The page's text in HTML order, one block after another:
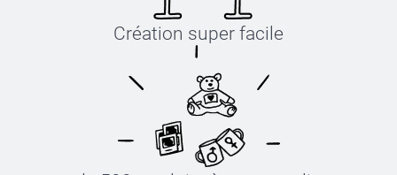
Klarna est un système de paiement suédois qui vous
permet de payer votre commande dans un délais de 30
jours après avoir confirmé votre commande.
Plus de 85 millions de consommateurs utilisent ce
Votre paiement est complètement sécurisé par Klarna
Création super facile